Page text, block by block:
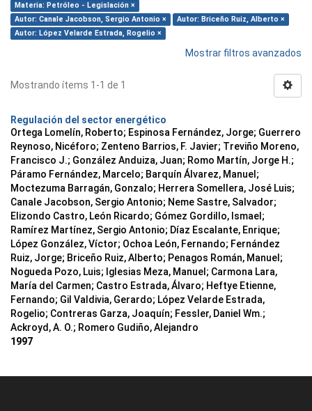
Materia: Petróleo - Legislación ×
Autor: Canale Jacobson, Sergio Antonio ×
Autor: Briceño Ruiz, Alberto ×
Autor: López Velarde Estrada, Rogelio ×
Mostrar filtros avanzados
Mostrando ítems 1-1 de 1
Regulación del sector energético
Ortega Lomelín, Roberto; Espinosa Fernández, Jorge; Guerrero
Reynoso, Nicéforo; Zenteno Barrios, F. Javier; Treviño Moreno,
Francisco J.; González Anduiza, Juan; Romo Martín, Jorge H.;
Páramo Fernández, Marcelo; Barquín Álvarez, Manuel;
Moctezuma Barragán, Gonzalo; Herrera Somellera, José Luis;
Canale Jacobson, Sergio Antonio; Neme Sastre, Salvador;
Elizondo Castro, León Ricardo; Gómez Gordillo, Ismael;
Ramírez Martínez, Sergio Antonio; Díaz Escalante, Enrique;
López González, Víctor; Ochoa León, Fernando; Fernández
Ruiz, Jorge; Briceño Ruiz, Alberto; Penagos Román, Manuel;
Nogueda Pozo, Luis; Iglesias Meza, Manuel; Carmona Lara,
María del Carmen; Castro Estrada, Álvaro; Heftye Etienne,
Fernando; Gil Valdivia, Gerardo; López Velarde Estrada,
Rogelio; Contreras Garza, Joaquín; Fessler, Daniel Wm.;
Ackroyd, A. O.; Romero Gudiño, Alejandro
1997